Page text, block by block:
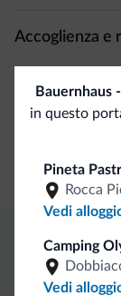
Accoglienza e
Minimarket
Bauernhaus
in questo
Pineta
Rocca
Vedi
Camping
Vedi
Vantaggi